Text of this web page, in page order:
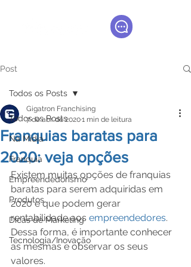
Post
Todos os Posts
Na Mídia
Franquia
Empreendedorismo
Produtos
Dicas de Marketing
Tecnologia/Inovação
Todos os Posts
Franquias baratas para
2020: veja opções
Gigatron Franchising
7 de abr. de 20201 min de leitura
Existem muitas opções de franquias
baratas para serem adquiridas em
2020 e que podem gerar
rentabilidade aos empreendedores.
Dessa forma, é importante conhecer
as mesmas e observar os seus
valores.